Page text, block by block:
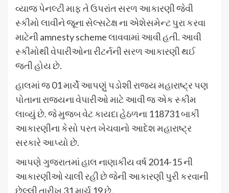
વ્યાજ પેનલ્ટી માફ તે ઉપરાંત સરળ આકારણી જેવી
સ્કીમો લાવીને જૂના સેલ્સટેક્ષ ના એશેસમેન્ટ પુરા કરવા
માટેની amnesty scheme લાવવામાં આવી હતી. આવી
સ્કીમોથી વેપારીઓના રીટર્નની સરળ આકારણી થઈ
જતી હોય છે.
હાલમાં જ 01 માર્ચે આપણું પડોશી રાજ્ય મહારાષ્ટ્ર પણ
પોતાના રાજ્યના વેપારીઓ માટે આવી જ એક સ્કીમ
લાવ્યું છે. જે મુજબ વેટ કાયદા હેઠળના 118731 બાકી
આકારણીના કેસો પરત ખેચવાનો આદેશ મહારાષ્ટ્ર
સરકારે આપ્યો છે.
આપણે ગુજરાતમાં હાલ નાણાકીય વર્ષ 2014-15 ની
આકારણીઓ ચાલી રહી છે જેની આકારણી પુરી કરવાની
છેલ્લી તારીખ 31 માર્ચ 19 છે.